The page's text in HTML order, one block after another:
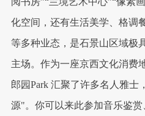
化空间，还有生活美学、格调
等多种业态，是石景山区域极
主场。作为一座京西文化消费
郎园Park 汇聚了许多名人雅
源"。你可以来此参加音乐鉴